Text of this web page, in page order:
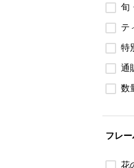
旬
テ
特
通
数
フレ
花